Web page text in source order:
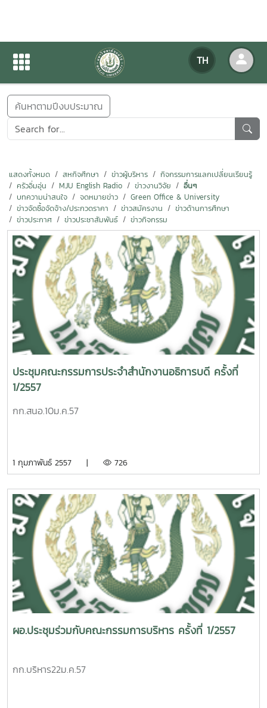
TH
ข่าวสารกิจกรรม
ค้นหาตามปีงบประมาณ
แสดงทั้งหมด สหกิจศึกษา ข่าวผู้บริหาร
กิจกรรมการแลกเปลี่ยนเรียนรู้
ครัวอิ่มอุ่น
MJU English Radio ข่าวงานวิจัย
อื่นๆ
บทความน่าสนใจ
จดหมายข่าว
Green Office & University
ข่าวจัดซื้อจัดจ้าง/ประกวดราคา
ข่าวสมัครงาน
ข่าวด้านการศึกษา
ข่าวประกาศ
ข่าวประชาสัมพันธ์ ข่าวกิจกรรม
ประชุมคณะกรรมการประจำสำนักงานอธิการบดี ครั้งที่
1/2557
กก.สนอ.10ม.ค.57
1 กุมภาพันธ์ 2557 | 726
ผอ.ประชุมร่วมกับคณะกรรมการบริหาร ครั้งที่ 1/2557
กก.บริหาร22ม.ค.57